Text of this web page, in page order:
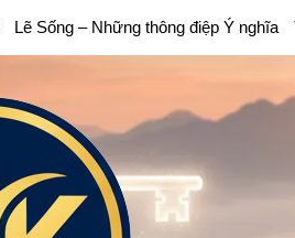
Lẽ Sống – Những thông điệp Ý nghĩa